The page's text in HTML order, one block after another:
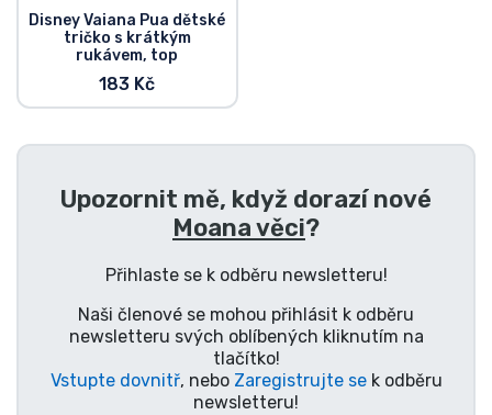
Disney Vaiana Pua dětské
tričko s krátkým
rukávem, top
183 Kč
Upozornit mě, když dorazí nové
Moana věci?
Přihlaste se k odběru newsletteru!
Naši členové se mohou přihlásit k odběru
newsletteru svých oblíbených kliknutím na
tlačítko!
Vstupte dovnitř, nebo Zaregistrujte sek odběru
newsletteru!
Anime věci
Hráčské věci
Sportovní věci
Hudební věci
Typy produktů
Značky